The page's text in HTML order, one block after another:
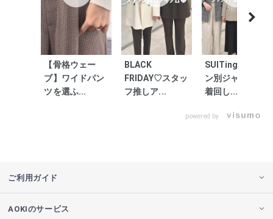
【骨格ウェー
ブ】ワイドパン
ツを選ふ...
BLACK
FRIDAY♡スタッ
フ推しア...
SUITing＊シー
ン別ジャケット
着回し...
powered by
ご利用ガイド
AOKIのサービス